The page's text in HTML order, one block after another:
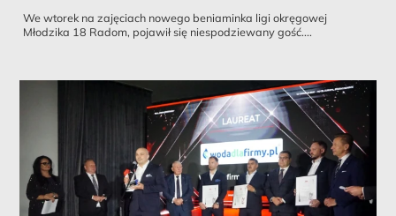
We wtorek na zajęciach nowego beniaminka ligi okręgowej
Młodzika 18 Radom, pojawił się niespodziewany gość....